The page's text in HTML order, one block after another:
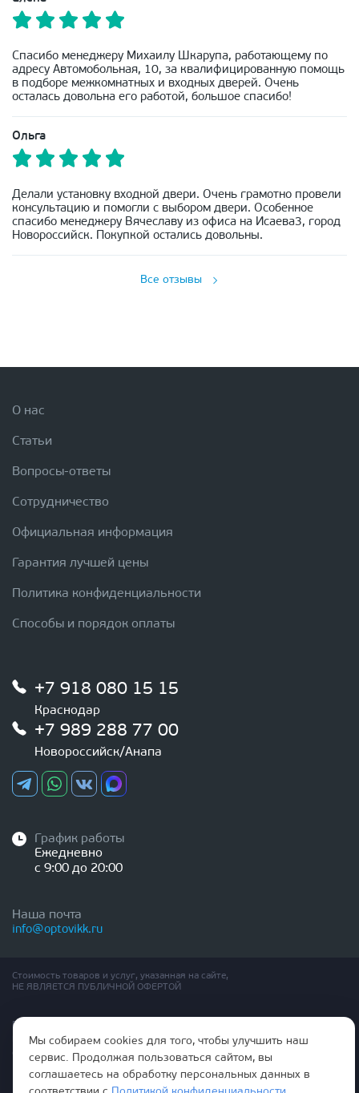
Спасибо менеджеру Михаилу Шкарупа, работающему по
адресу Автомобольная, 10, за квалифицированную помощь
в подборе межкомнатных и входных дверей. Очень
осталась довольна его работой, большое спасибо!
Ольга
Делали установку входной двери. Очень грамотно провели
консультацию и помогли с выбором двери. Особенное
спасибо менеджеру Вячеславу из офиса на Исаева3, город
Новороссийск. Покупкой остались довольны.
Все отзывы
О нас
Статьи
Вопросы-ответы
Сотрудничество
Официальная информация
Гарантия лучшей цены
Политика конфиденциальности
Способы и порядок оплаты
+7 918 080 15 15
Краснодар
+7 989 288 77 00
Новороссийск/Анапа
График работы
Ежедневно
с 9:00 до 20:00
Наша почта
info@optovikk.ru
Стоимость товаров и услуг, указанная на сайте,
НЕ ЯВЛЯЕТСЯ ПУБЛИЧНОЙ ОФЕРТОЙ
Правила эксплутации входных и межкомнатных дверей
Политика обработки персональных данных
Согласие на обработку персональных данных
Мы собираем cookies для того, чтобы улучшить наш
сервис. Продолжая пользоваться сайтом, вы
соглашаетесь на обработку персональных данных в